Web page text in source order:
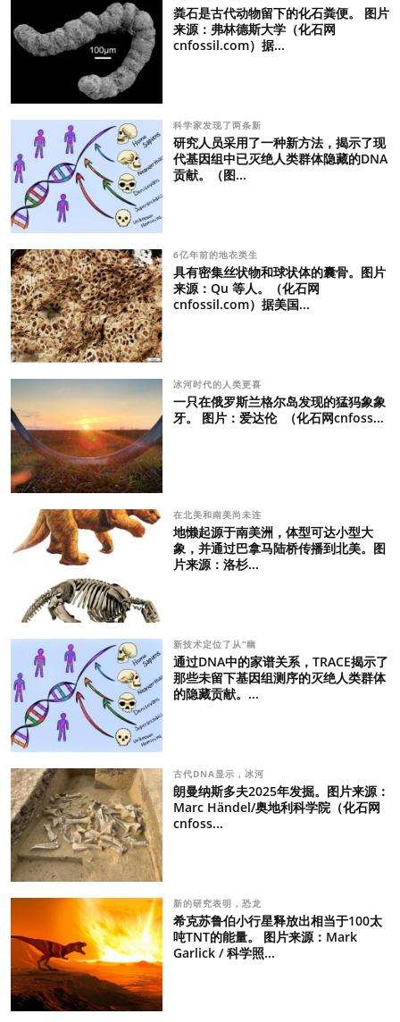
粪石是古代动物留下的化石粪便。 图片
来源：弗林德斯大学（化石网
cnfossil.com）据...
科学家发现了两条新
研究人员采用了一种新方法，揭示了现
代基因组中已灭绝人类群体隐藏的DNA
贡献。（图...
6亿年前的地衣类生
具有密集丝状物和球状体的囊骨。图片
来源：Qu 等人。（化石网
cnfossil.com）据美国...
冰河时代的人类更喜
一只在俄罗斯兰格尔岛发现的猛犸象象
牙。 图片：爱达伦 （化石网cnfoss...
在北美和南美尚未连
地懒起源于南美洲，体型可达小型大
象，并通过巴拿马陆桥传播到北美。图
片来源：洛杉...
新技术定位了从“幽
通过DNA中的家谱关系，TRACE揭示了
那些未留下基因组测序的灭绝人类群体
的隐藏贡献。...
古代DNA显示，冰河
朗曼纳斯多夫2025年发掘。图片来源：
Marc Händel/奥地利科学院（化石网
cnfoss...
新的研究表明，恐龙
希克苏鲁伯小行星释放出相当于100太
吨TNT的能量。 图片来源：Mark
Garlick / 科学照...